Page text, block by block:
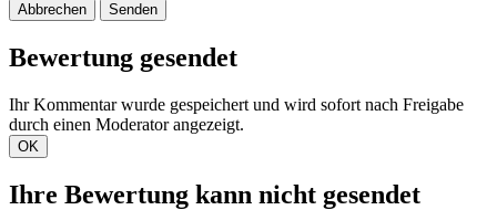
Abbrechen Senden
Bewertung gesendet
Ihr Kommentar wurde gespeichert und wird sofort nach Freigabe
durch einen Moderator angezeigt.
OK
Ihre Bewertung kann nicht gesendet